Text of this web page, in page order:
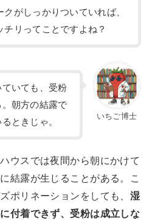
クがしっかりついていれば、
チリってことですよね？
いちご博士
いても、受粉
朝方の結露で
ときじゃ。
ウスでは夜間から朝にかけて
結露が生じることがある。こ
ポリネーションをしても、 湿
付着できず、受粉は成立しな